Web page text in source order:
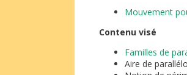
Mouvement
Contenu visé
Familles de
Aire de